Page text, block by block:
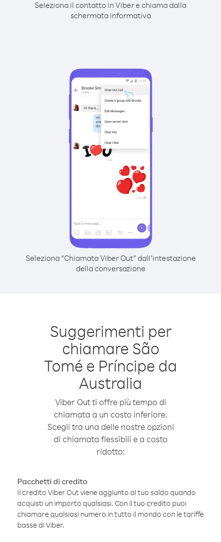
Seleziona il contatto in Viber e chiama dalla
schermata informativa
Seleziona “Chiamata Viber Out” dall’intestazione
della conversazione
Suggerimenti per
chiamare São
Tomé e Príncipe da
Australia
Viber Out ti offre più tempo di
chiamata a un costo inferiore.
Scegli tra una delle nostre opzioni
di chiamata flessibili e a costo
ridotto:
Pacchetti di credito
Il credito Viber Out viene aggiunto al tuo saldo quando
acquisti un importo qualsiasi. Con il tuo credito puoi
chiamare qualsiasi numero in tutto il mondo con le tariffe
basse di Viber.